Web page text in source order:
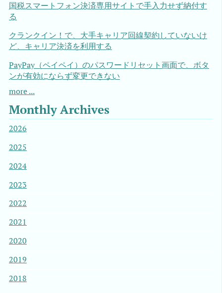
国税スマートフォン決済専用サイトで手入力せず納付す
る
クランクイン！で、大手キャリア回線契約していないけ
ど、キャリア決済を利用する
PayPay（ペイペイ）のパスワードリセット画面で、ボタ
ンが有効にならず変更できない
more ...
Monthly Archives
2026
2025
2024
2023
2022
2021
2020
2019
2018